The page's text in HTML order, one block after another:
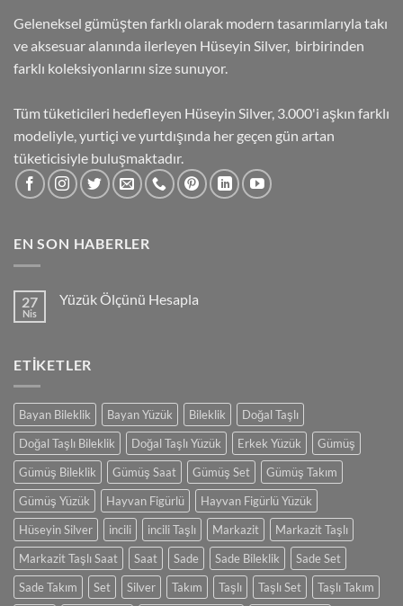
Geleneksel gümüşten farklı olarak modern tasarımlarıyla takı
ve aksesuar alanında ilerleyen Hüseyin Silver, birbirinden
farklı koleksiyonlarını size sunuyor.
Tüm tüketicileri hedefleyen Hüseyin Silver, 3.000'i aşkın farklı
modeliyle, yurtiçi ve yurtdışında her geçen gün artan
tüketicisiyle buluşmaktadır.
EN SON HABERLER
27
Nis
Yüzük Ölçünü Hesapla
Hesapla
ETIKETLER
Bayan Bileklik Bayan Yüzük Bileklik
Doğal Taşlı
Doğal Taşlı Bileklik
Doğal Taşlı Yüzük Erkek Yüzük
Gümüş
Gümüş Bileklik
Gümüş Saat Gümüş Set
Gümüş Takım
Gümüş Yüzük
Hayvan Figürlü
Hayvan Figürlü Yüzük
Hüseyin Silver
incili incili Taşlı Markazit
Markazit Taşlı
Markazit Taşlı Saat
Saat Sade Sade Bileklik
Sade Set
Sade Takım
Set Silver Takım Taşlı Taşlı Set
Taşlı Takım